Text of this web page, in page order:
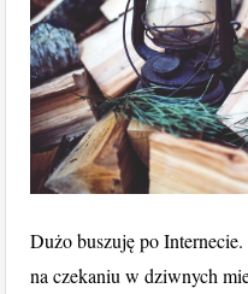
Dużo buszuję po
na czekaniu w dziwnych